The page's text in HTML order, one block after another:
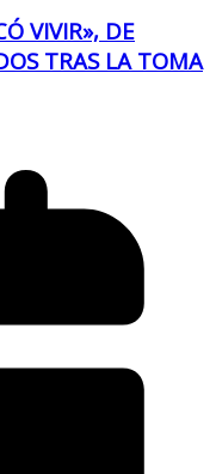
VIVIR», DE
TRAS LA TOMA